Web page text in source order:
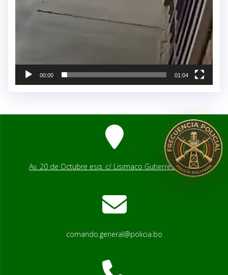
00:00 01:04
Av. 20 de Octubre esq. c/ Lisimaco Gutierrez # 2541
comando.general@policia.bo